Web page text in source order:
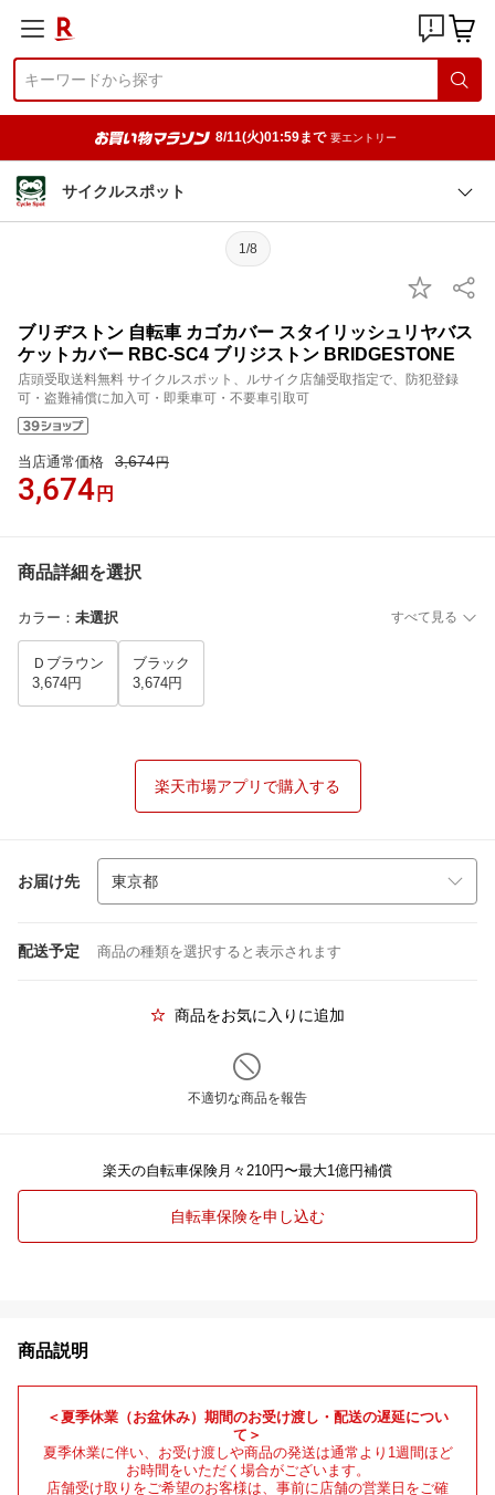
8/11(火)01:59まで 要エントリー
サイクルスポット
1/8
ブリヂストン 自転車 カゴカバー スタイリッシュリヤバス
ケットカバー RBC-SC4 ブリジストン BRIDGESTONE
店頭受取送料無料 サイクルスポット、ルサイク店舗受取指定で、防犯登録
可・盗難補償に加入可・即乗車可・不要車引取可
当店通常価格 3,674円
3,674 円
商品詳細を選択
カラー ： 未選択 すべて見る
Ｄブラウン
3,674円
ブラック
3,674円
楽天市場アプリで購入する
お届け先
配送予定 商品の種類を選択すると表示されます
商品をお気に入りに追加
不適切な商品を報告
楽天の自転車保険月々210円〜最大1億円補償
自転車保険を申し込む
商品説明
＜夏季休業（お盆休み）期間のお受け渡し・配送の遅延につい
て＞
夏季休業に伴い、お受け渡しや商品の発送は通常より1週間ほど
お時間をいただく場合がございます。
店舗受け取りをご希望のお客様は、事前に店舗の営業日をご確